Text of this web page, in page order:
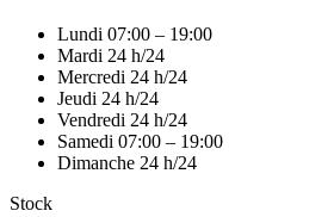
Lundi 07:00 – 19:00
Mardi 24 h/24
Mercredi 24 h/24
Jeudi 24 h/24
Vendredi 24 h/24
Samedi 07:00 – 19:00
Dimanche 24 h/24
Stock